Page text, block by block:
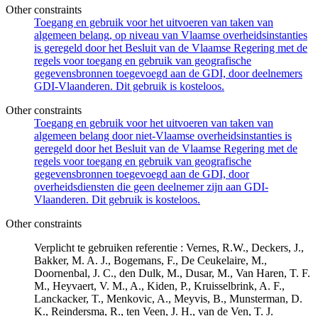
Other constraints
Toegang en gebruik voor het uitvoeren van taken van
algemeen belang, op niveau van Vlaamse overheidsinstanties
is geregeld door het Besluit van de Vlaamse Regering met de
regels voor toegang en gebruik van geografische
gegevensbronnen toegevoegd aan de GDI, door deelnemers
GDI-Vlaanderen. Dit gebruik is kosteloos.
Other constraints
Toegang en gebruik voor het uitvoeren van taken van
algemeen belang door niet-Vlaamse overheidsinstanties is
geregeld door het Besluit van de Vlaamse Regering met de
regels voor toegang en gebruik van geografische
gegevensbronnen toegevoegd aan de GDI, door
overheidsdiensten die geen deelnemer zijn aan GDI-
Vlaanderen. Dit gebruik is kosteloos.
Other constraints
Verplicht te gebruiken referentie : Vernes, R.W., Deckers, J.,
Bakker, M. A. J., Bogemans, F., De Ceukelaire, M.,
Doornenbal, J. C., den Dulk, M., Dusar, M., Van Haren, T. F.
M., Heyvaert, V. M., A., Kiden, P., Kruisselbrink, A. F.,
Lanckacker, T., Menkovic, A., Meyvis, B., Munsterman, D.
K., Reindersma, R., ten Veen, J. H., van de Ven, T. J.